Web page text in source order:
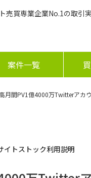
売買専業企業No.1の取引
案件一覧
月間PV1億4000万Twitterアカ
イトストック利用説明